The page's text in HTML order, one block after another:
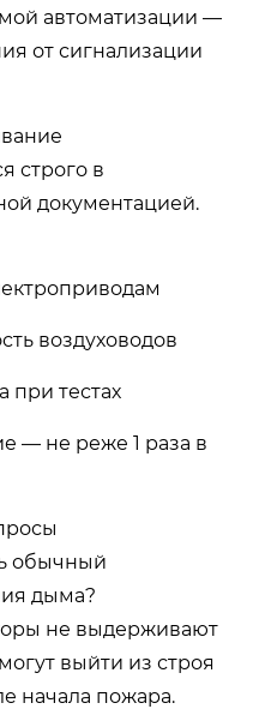
автоматизации —
от сигнализации
строго в
документацией.
воздуховодов
при тестах
— не реже 1 раза в
обычный
дыма?
не выдерживают
выйти из строя
начала пожара.